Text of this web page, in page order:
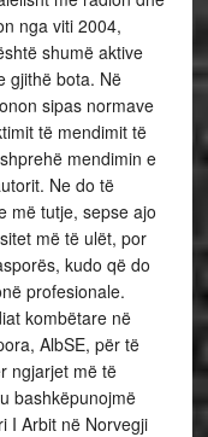
nga viti 2004,
shumë aktive
gjithë bota. Në
sipas normave
të mendimit të
mendimin e
Ne do të
më tutje, sepse ajo
më të ulët, por
kudo që do
profesionale.
kombëtare në
AlbSE, për të
ngjarjet më të
bashkëpunojmë
I Arbit në Norvegji